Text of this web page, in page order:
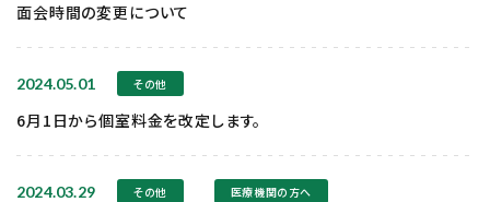
面会時間の変更について
2024.05.01 その他
6月1日から個室料金を改定します。
2024.03.29 その他 医療機関の方へ